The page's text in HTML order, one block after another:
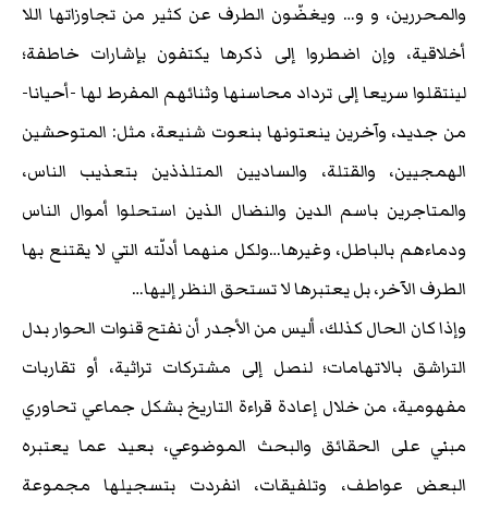
والمحررين، و و… ويغضّون الطرف عن كثير من تجاوزاتها اللا
أخلاقية، وإن اضطروا إلى ذكرها يكتفون بإشارات خاطفة؛
لينتقلوا سريعا إلى ترداد محاسنها وثنائهم المفرط لها -أحيانا-
من جديد، وآخرين ينعتونها بنعوت شنيعة، مثل: المتوحشين
الهمجيين، والقتلة، والساديين المتلذذين بتعذيب الناس،
والمتاجرين باسم الدين والنضال الذين استحلوا أموال الناس
ودماءهم بالباطل، وغيرها…ولكل منهما أدلّته التي لا يقتنع بها
الطرف الآخر، بل يعتبرها لا تستحق النظر إليها…
وإذا كان الحال كذلك، أليس من الأجدر أن نفتح قنوات الحوار بدل
التراشق بالاتهامات؛ لنصل إلى مشتركات تراثية، أو تقاربات
مفهومية، من خلال إعادة قراءة التاريخ بشكل جماعي تحاوري
مبني على الحقائق والبحث الموضوعي، بعيد عما يعتبره
البعض عواطف، وتلفيقات، انفردت بتسجيلها مجموعة